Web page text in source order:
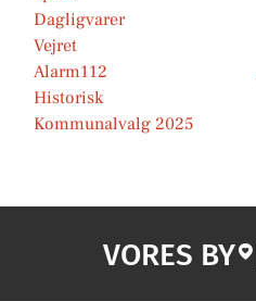
Dagligvarer
Vejret
Alarm112
Historisk
Kommunalvalg 2025
VORES BY